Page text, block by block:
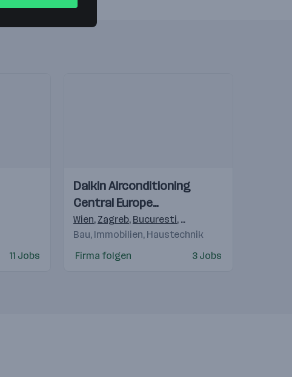
11 Jobs
Videos
Einblicke
Einblicke
Daikin Airconditioning
Central Europe
HandelsgmbH
Wien, Zagreb, Bucuresti, Budapest
Bau, Immobilien, Haustechnik
Firma folgen
3 Jobs